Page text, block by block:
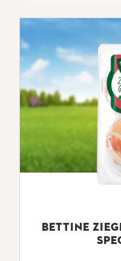
BETTINE